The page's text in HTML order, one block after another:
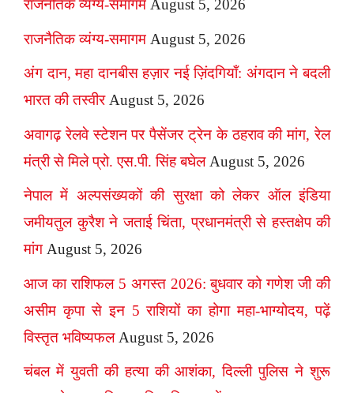
राजनैतिक व्यंग्य-समागम August 5, 2026
राजनैतिक व्यंग्य-समागम August 5, 2026
अंग दान, महा दानबीस हज़ार नई ज़िंदगियाँ: अंगदान ने बदली
भारत की तस्वीर August 5, 2026
अवागढ़ रेलवे स्टेशन पर पैसेंजर ट्रेन के ठहराव की मांग, रेल
मंत्री से मिले प्रो. एस.पी. सिंह बघेल August 5, 2026
नेपाल में अल्पसंख्यकों की सुरक्षा को लेकर ऑल इंडिया
जमीयतुल कुरैश ने जताई चिंता, प्रधानमंत्री से हस्तक्षेप की
मांग August 5, 2026
आज का राशिफल 5 अगस्त 2026: बुधवार को गणेश जी की
असीम कृपा से इन 5 राशियों का होगा महा-भाग्योदय, पढ़ें
विस्तृत भविष्यफल August 5, 2026
चंबल में युवती की हत्या की आशंका, दिल्ली पुलिस ने शुरू